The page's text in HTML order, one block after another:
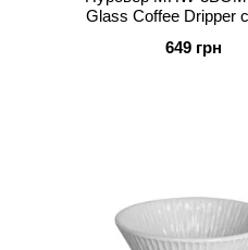
Glass Coffee Dripper
649 грн